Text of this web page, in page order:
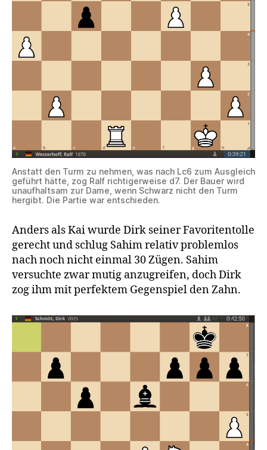
Anstatt den Turm zu nehmen, was nach Lc6 zum Ausgleich
geführt hätte, zog Ralf richtigerweise d7. Der Bauer wird
unaufhaltsam zur Dame, wenn Schwarz nicht den Turm
hergibt. Die Partie war entschieden.
Anders als Kai wurde Dirk seiner Favoritentolle
gerecht und schlug Sahim relativ problemlos
nach noch nicht einmal 30 Zügen. Sahim
versuchte zwar mutig anzugreifen, doch Dirk
zog ihm mit perfektem Gegenspiel den Zahn.